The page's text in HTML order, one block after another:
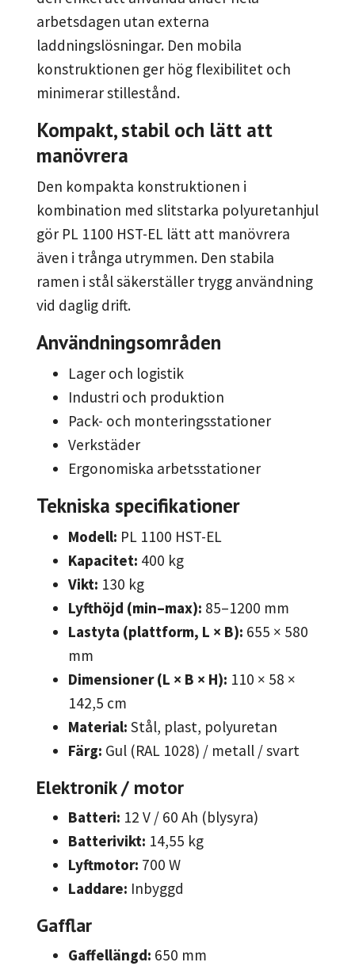
arbetsdagen utan externa
laddningslösningar. Den mobila
konstruktionen ger hög flexibilitet och
minimerar stillestånd.
Kompakt, stabil och lätt att
manövrera
Den kompakta konstruktionen i
kombination med slitstarka polyuretanhjul
gör PL 1100 HST-EL lätt att manövrera
även i trånga utrymmen. Den stabila
ramen i stål säkerställer trygg användning
vid daglig drift.
Användningsområden
Lager och logistik
Industri och produktion
Pack- och monteringsstationer
Verkstäder
Ergonomiska arbetsstationer
Tekniska specifikationer
Modell: PL 1100 HST-EL
Kapacitet: 400 kg
Vikt: 130 kg
Lyfthöjd (min–max): 85–1200 mm
Lastyta (plattform, L × B): 655 × 580
mm
Dimensioner (L × B × H): 110 × 58 ×
142,5 cm
Material: Stål, plast, polyuretan
Färg: Gul (RAL 1028) / metall / svart
Elektronik / motor
Batteri: 12 V / 60 Ah (blysyra)
Batterivikt: 14,55 kg
Lyftmotor: 700 W
Laddare: Inbyggd
Gafflar
Gaffellängd: 650 mm